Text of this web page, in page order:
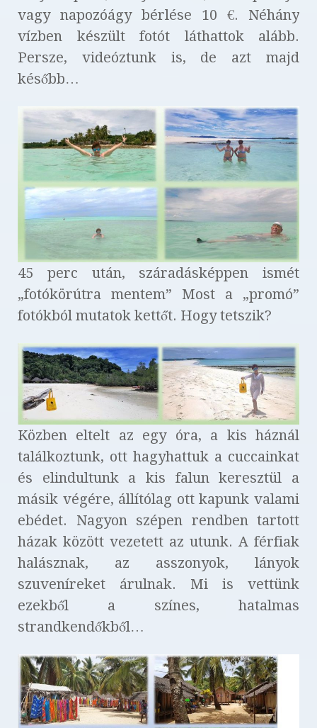
vagy napozóágy bérlése 10 €. Néhány
vízben készült fotót láthattok alább.
Persze, videóztunk is, de azt majd
később…
45 perc után, száradásképpen ismét
„fotókörútra mentem” Most a „promó”
fotókból mutatok kettőt. Hogy tetszik?
Közben eltelt az egy óra, a kis háznál
találkoztunk, ott hagyhattuk a cuccainkat
és elindultunk a kis falun keresztül a
másik végére, állítólag ott kapunk valami
ebédet. Nagyon szépen rendben tartott
házak között vezetett az utunk. A férfiak
halásznak, az asszonyok, lányok
szuveníreket árulnak. Mi is vettünk
ezekből a színes, hatalmas
strandkendőkből…